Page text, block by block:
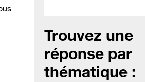
Trouvez une
réponse par
thématique :